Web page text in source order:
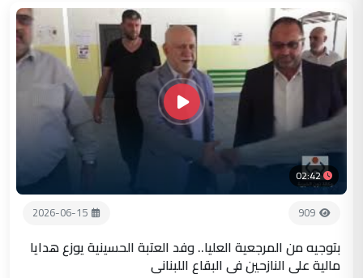
02:42
909
2026-06-15
بتوجيه من المرجعية العليا.. وفد العتبة الحسينية يوزع هدايا
مالية على النازحين في البقاع اللبناني